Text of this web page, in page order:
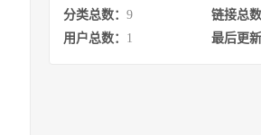
分类总数： 9 链接总数
用户总数： 1 最后更新